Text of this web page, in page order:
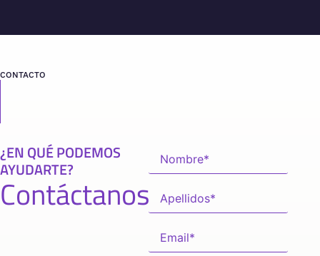
CONTACTO
¿EN QUÉ PODEMOS
AYUDARTE?
Contáctanos